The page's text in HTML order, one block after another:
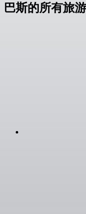
巴斯的所有旅